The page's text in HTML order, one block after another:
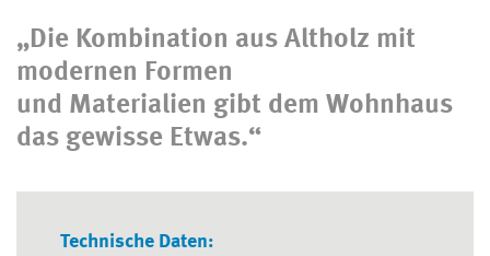
„Die Kombination aus Altholz mit
modernen Formen
und Materialien gibt dem Wohnhaus
das gewisse Etwas.“
Technische Daten: